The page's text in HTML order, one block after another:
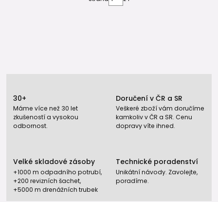
30+
Máme více než 30 let
zkušeností a vysokou
odbornost.
Doručení v ČR a SR
Veškeré zboží vám doručíme
kamkoliv v ČR a SR. Cenu
dopravy víte ihned.
Velké skladové zásoby
+1000 m odpadního potrubí,
+200 revizních šachet,
+5000 m drenážních trubek
Technické poradenství
Unikátní návody. Zavolejte,
poradíme.